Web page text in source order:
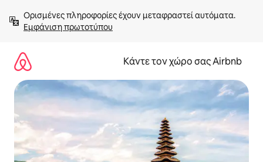
στο
περιεχόμενοΕμφάνιση πρωτοτύπου
Κάντε τον χώρο σας Airbnb